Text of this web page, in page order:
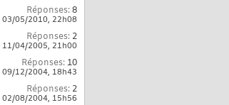
Réponses:8
03/05/2010, 22h08
Réponses: 2
11/04/2005, 21h00
Réponses: 10
09/12/2004, 18h43
Réponses: 2
02/08/2004, 15h56